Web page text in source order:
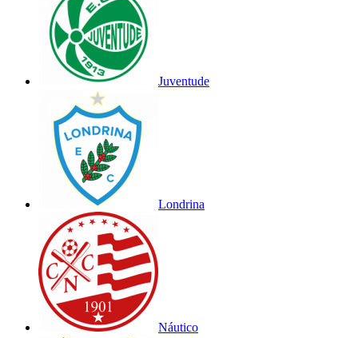
Juventude
Londrina
Náutico